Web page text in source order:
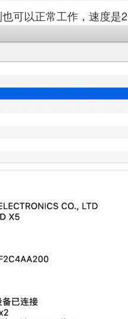
可以正常工作，速度是